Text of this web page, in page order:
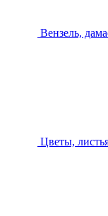
Вензель,
Цветы,